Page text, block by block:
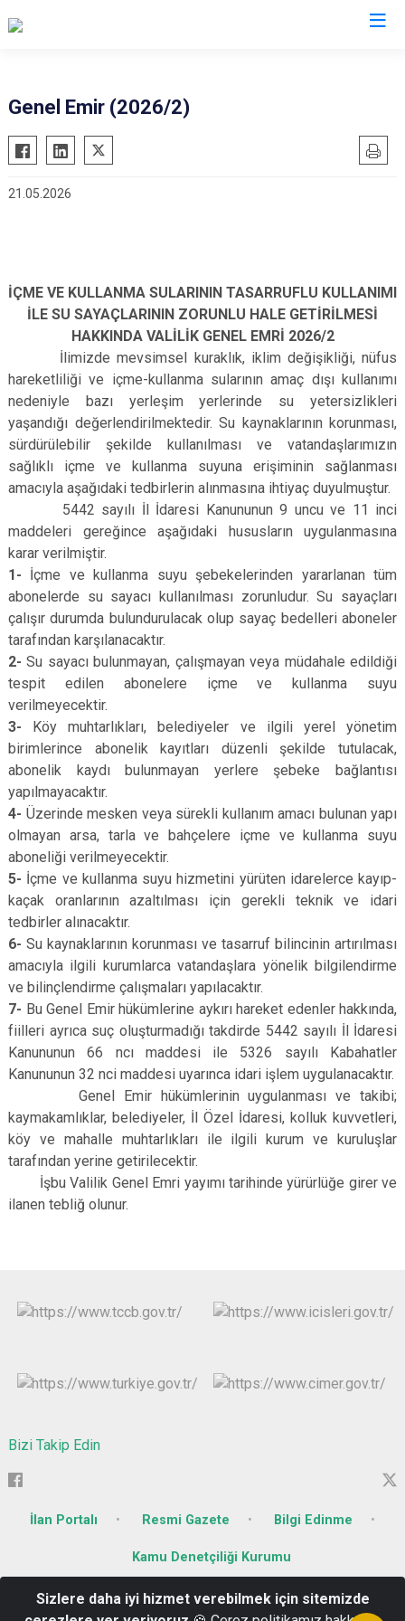
Genel Emir (2026/2)
21.05.2026
İÇME VE KULLANMA SULARININ TASARRUFLU KULLANIMI
İLE SU SAYAÇLARININ ZORUNLU HALE GETİRİLMESİ
HAKKINDA VALİLİK GENEL EMRİ 2026/2
İlimizde mevsimsel kuraklık, iklim değişikliği, nüfus
hareketliliği ve içme-kullanma sularının amaç dışı kullanımı
nedeniyle bazı yerleşim yerlerinde su yetersizlikleri
yaşandığı değerlendirilmektedir. Su kaynaklarının korunması,
sürdürülebilir şekilde kullanılması ve vatandaşlarımızın
sağlıklı içme ve kullanma suyuna erişiminin sağlanması
amacıyla aşağıdaki tedbirlerin alınmasına ihtiyaç duyulmuştur.
5442 sayılı İl İdaresi Kanununun 9 uncu ve 11 inci
maddeleri gereğince aşağıdaki hususların uygulanmasına
karar verilmiştir.
1- İçme ve kullanma suyu şebekelerinden yararlanan tüm
abonelerde su sayacı kullanılması zorunludur. Su sayaçları
çalışır durumda bulundurulacak olup sayaç bedelleri aboneler
tarafından karşılanacaktır.
2- Su sayacı bulunmayan, çalışmayan veya müdahale edildiği
tespit edilen abonelere içme ve kullanma suyu
verilmeyecektir.
3- Köy muhtarlıkları, belediyeler ve ilgili yerel yönetim
birimlerince abonelik kayıtları düzenli şekilde tutulacak,
abonelik kaydı bulunmayan yerlere şebeke bağlantısı
yapılmayacaktır.
4- Üzerinde mesken veya sürekli kullanım amacı bulunan yapı
olmayan arsa, tarla ve bahçelere içme ve kullanma suyu
aboneliği verilmeyecektir.
5- İçme ve kullanma suyu hizmetini yürüten idarelerce kayıp-
kaçak oranlarının azaltılması için gerekli teknik ve idari
tedbirler alınacaktır.
6- Su kaynaklarının korunması ve tasarruf bilincinin artırılması
amacıyla ilgili kurumlarca vatandaşlara yönelik bilgilendirme
ve bilinçlendirme çalışmaları yapılacaktır.
7- Bu Genel Emir hükümlerine aykırı hareket edenler hakkında,
fiilleri ayrıca suç oluşturmadığı takdirde 5442 sayılı İl İdaresi
Kanununun 66 ncı maddesi ile 5326 sayılı Kabahatler
Kanununun 32 nci maddesi uyarınca idari işlem uygulanacaktır.
Genel Emir hükümlerinin uygulanması ve takibi;
kaymakamlıklar, belediyeler, İl Özel İdaresi, kolluk kuvvetleri,
köy ve mahalle muhtarlıkları ile ilgili kurum ve kuruluşlar
tarafından yerine getirilecektir.
İşbu Valilik Genel Emri yayımı tarihinde yürürlüğe girer ve
ilanen tebliğ olunur.
Bizi Takip Edin
İlan Portalı Resmi Gazete Bilgi Edinme
Kamu Denetçiliği Kurumu
Söğütlü Mahallesi Kurtuluş Caddesi No : 26
Sizlere daha iyi hizmet verebilmek için sitemizde